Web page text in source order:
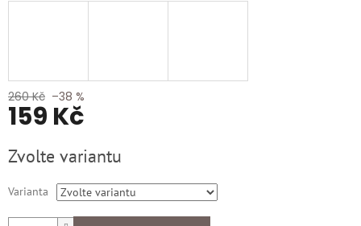
260 Kč –38 %
159 Kč
cena:
Zvolte variantu
Varianta